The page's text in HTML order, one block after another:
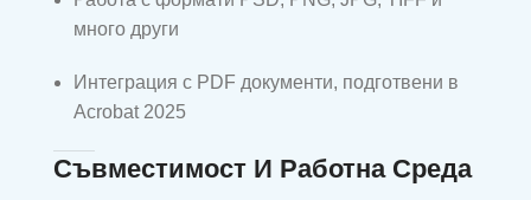
много други
Интеграция с PDF документи, подготвени в
Acrobat 2025
Съвместимост И Работна Среда